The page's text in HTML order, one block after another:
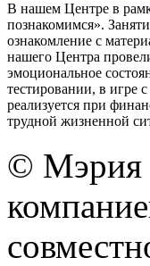
В нашем Центре в
познакомимся».
ознакомление с
нашего Центра
эмоциональное
тестировании, в игре
реализуется при
трудной жизненной
© Мэрия